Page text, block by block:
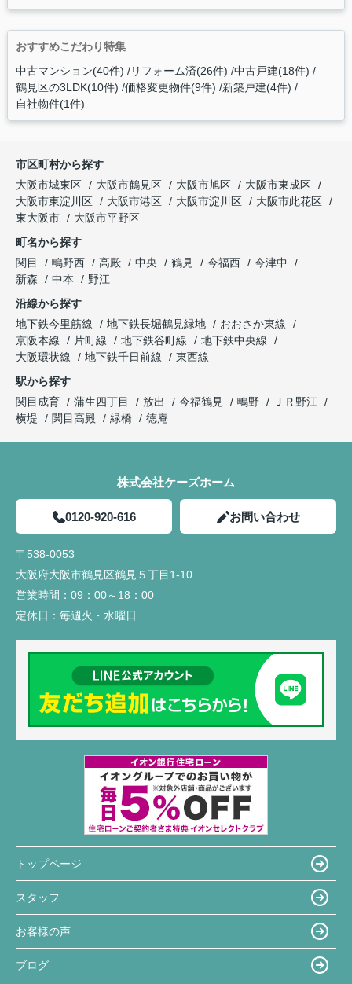
おすすめこだわり特集
中古マンション(40件) リフォーム済(26件) 中古戸建(18件)
鶴見区の3LDK(10件) 価格変更物件(9件) 新築戸建(4件)
自社物件(1件)
市区町村から探す
大阪市城東区
大阪市鶴見区 大阪市旭区
大阪市東成区
大阪市東淀川区
大阪市港区 大阪市淀川区
大阪市此花区
東大阪市
大阪市平野区
町名から探す
関目
鴫野西 高殿 中央 鶴見 今福西
今津中
新森
中本
野江
沿線から探す
地下鉄今里筋線
地下鉄長堀鶴見緑地
おおさか東線
京阪本線
片町線 地下鉄谷町線
地下鉄中央線
大阪環状線
地下鉄千日前線
東西線
駅から探す
関目成育
蒲生四丁目 放出 今福鶴見 鴫野
ＪＲ野江
横堤
関目高殿 緑橋 徳庵
株式会社ケーズホーム
0120-920-616 お問い合わせ
〒538-0053
大阪府大阪市鶴見区鶴見５丁目1-10
営業時間： 09：00～18：00
定休日： 毎週火・水曜日
トップページ
スタッフ
お客様の声
ブログ